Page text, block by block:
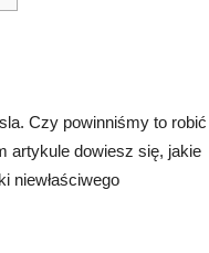
Czy powinniśmy to robić
artykule dowiesz się, jakie
niewłaściwego